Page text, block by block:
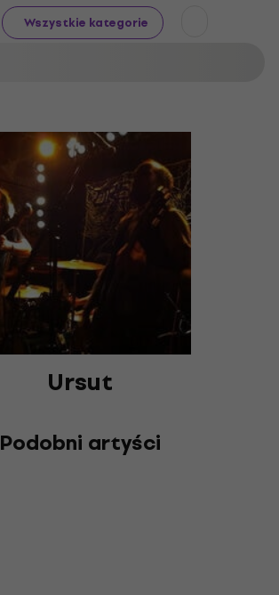
Wszystkie kategorie
Ursut
Podobni artyści